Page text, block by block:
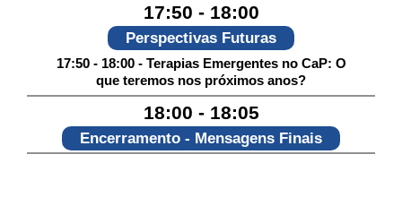
17:50 - 18:00
Perspectivas Futuras
17:50 - 18:00 - Terapias Emergentes no CaP: O
que teremos nos próximos anos?
18:00 - 18:05
Encerramento - Mensagens Finais